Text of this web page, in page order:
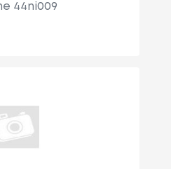
44ni009